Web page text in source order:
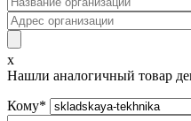
x
Нашли аналогичный товар
Кому*